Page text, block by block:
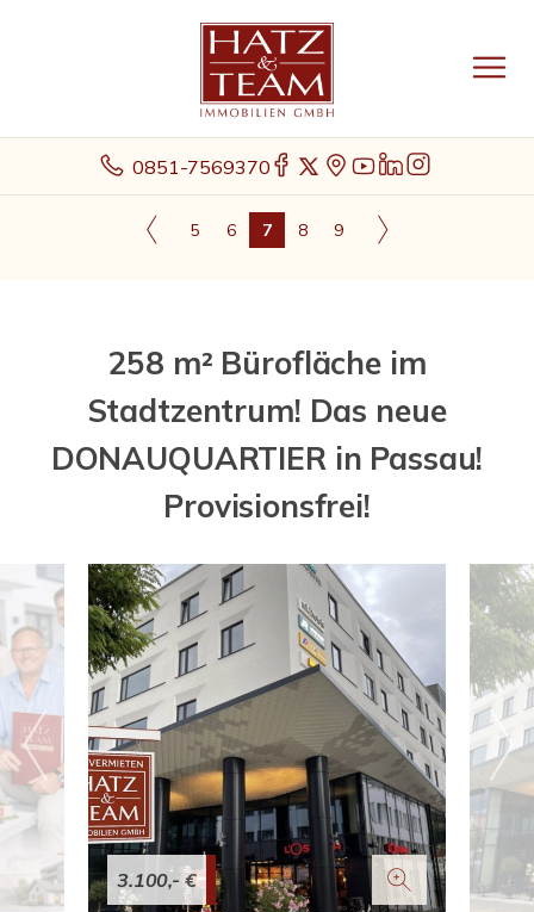
0851-7569370
5 6 7 8 9
258 m² Bürofläche im
Stadtzentrum! Das neue
DONAUQUARTIER in Passau!
Provisionsfrei!
3.100,- €